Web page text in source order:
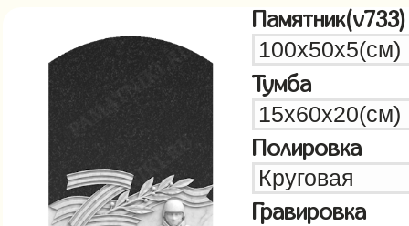
Памятник(v733)
Тумба
Полировка
Гравировка